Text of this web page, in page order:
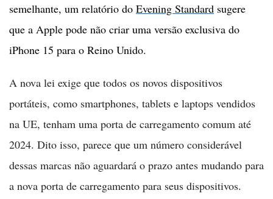
semelhante, um relatório do Evening Standard sugere
que a Apple pode não criar uma versão exclusiva do
iPhone 15 para o Reino Unido.
A nova lei exige que todos os novos dispositivos
portáteis, como smartphones, tablets e laptops vendidos
na UE, tenham uma porta de carregamento comum até
2024. Dito isso, parece que um número considerável
dessas marcas não aguardará o prazo antes mudando para
a nova porta de carregamento para seus dispositivos.